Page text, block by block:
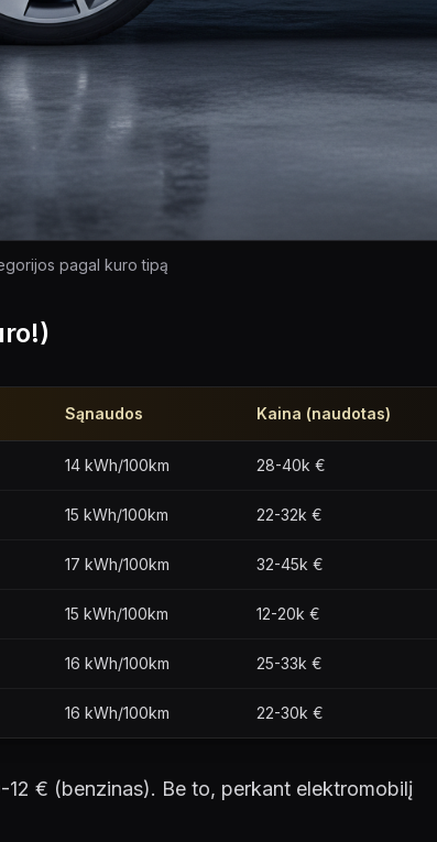
pagal kuro tipą
Sąnaudos Kaina (naudotas)
14 kWh/100km 28-40k €
15 kWh/100km 22-32k €
17 kWh/100km 32-45k €
15 kWh/100km 12-20k €
16 kWh/100km 25-33k €
16 kWh/100km 22-30k €
€ (benzinas). Be to, perkant elektromobilį